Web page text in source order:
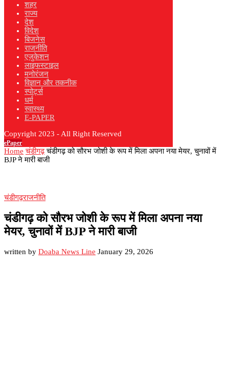
शहर
राज्य
देश
विदेश
बिजनेस
राजनीति
एजुकेशन
लाइफस्टाइल
मनोरंजन
विज्ञान और तकनीक
स्पोर्ट्स
धर्म
स्वास्थ्य
E-PAPER
Copyright 2023 - All Right Reserved
ePaper
Home चंडीगढ़ चंडीगढ़ को सौरभ जोशी के रूप में मिला अपना नया मेयर, चुनावों में
BJP ने मारी बाजी
चंडीगढ़राजनीति
चंडीगढ़ को सौरभ जोशी के रूप में मिला अपना नया
मेयर, चुनावों में BJP ने मारी बाजी
written by Doaba News Line January 29, 2026